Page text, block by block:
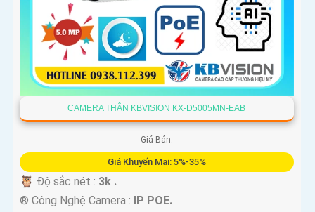
CAMERA THÂN KBVISION KX-D5005MN-EAB
Giá Bán:
Giá Khuyến Mại: 5%-35%
🦉 Độ sắc nét : 3k .
®️ Công Nghệ Camera : IP POE.